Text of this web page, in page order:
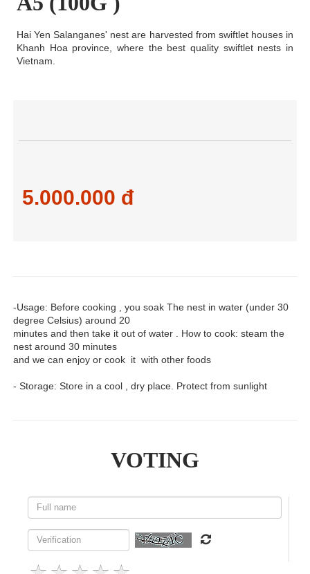
Hai Yen Salanganes' nest are harvested from swiftlet houses in
Khanh Hoa province, where the best quality swiftlet nests in
Vietnam.
5.000.000 đ
-Usage: Before cooking , you soak The nest in water (under 30
degree Celsius) around 20
minutes and then take it out of water . How to cook: steam the
nest around 30 minutes
and we can enjoy or cook it with other foods
- Storage: Store in a cool , dry place. Protect from sunlight
VOTING